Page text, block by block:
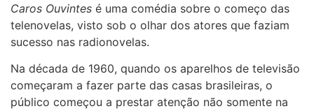
Caros Ouvintes é uma comédia sobre o começo das
telenovelas, visto sob o olhar dos atores que faziam
sucesso nas radionovelas.
Na década de 1960, quando os aparelhos de televisão
começaram a fazer parte das casas brasileiras, o
público começou a prestar atenção não somente na